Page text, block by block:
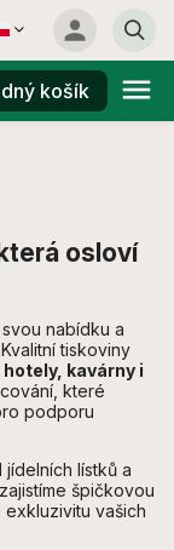
košík
osloví
nabídku a
tiskoviny
kavárny i
které
podporu
jídelních lístků a
špičkovou
vašich